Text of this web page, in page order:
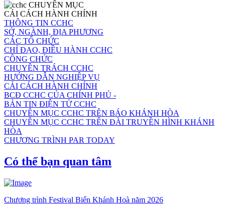
CHUYÊN MỤC
CẢI CÁCH HÀNH CHÍNH
THÔNG TIN CCHC
SỞ, NGÀNH, ĐỊA PHƯƠNG
CÁC TỔ CHỨC
CHỈ ĐẠO, ĐIỀU HÀNH CCHC
CÔNG CHỨC
CHUYÊN TRÁCH CCHC
HƯỚNG DẪN NGHIỆP VỤ
CẢI CÁCH HÀNH CHÍNH
BCĐ CCHC CỦA CHÍNH PHỦ -
BẢN TIN ĐIỆN TỬ CCHC
CHUYÊN MỤC CCHC TRÊN BÁO KHÁNH HÒA
CHUYÊN MỤC CCHC TRÊN ĐÀI TRUYỀN HÌNH KHÁNH
HÒA
CHƯƠNG TRÌNH PAR TODAY
Có thể bạn quan tâm
Chương trình Festival Biển Khánh Hoà năm 2026